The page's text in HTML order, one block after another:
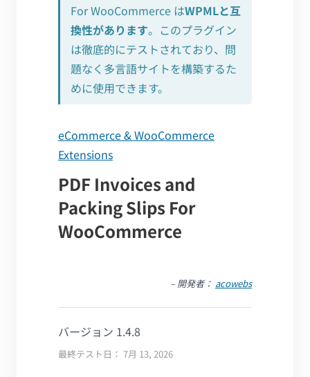
For WooCommerce はWPMLと互
換性があります。このプラグイン
は徹底的にテストされており、問
題なく多言語サイトを構築するた
めに使用できます。
eCommerce & WooCommerce
Extensions
PDF Invoices and
Packing Slips For
WooCommerce
– 開発者： acowebs
バージョン 1.4.8
最終テスト日： 7月 13, 2026